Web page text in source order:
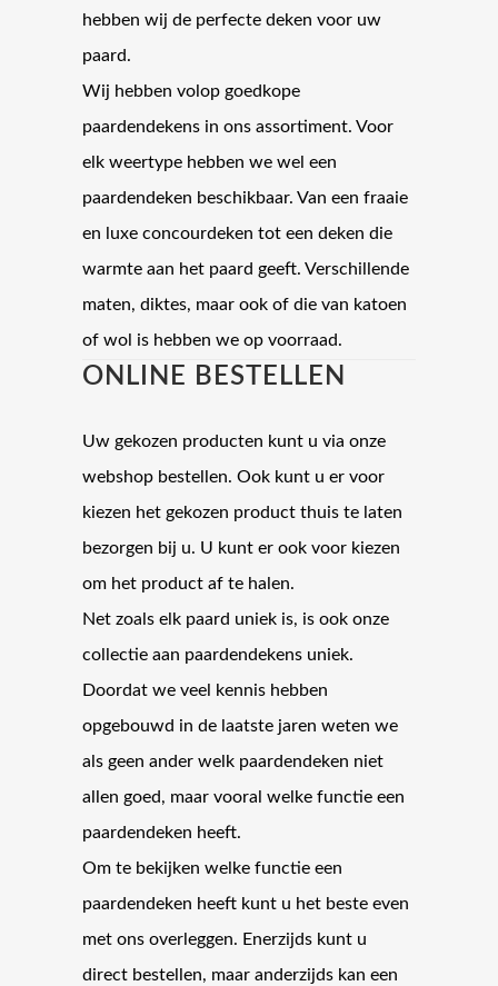
hebben wij de perfecte deken voor uw
paard.
Wij hebben volop goedkope
paardendekens in ons assortiment. Voor
elk weertype hebben we wel een
paardendeken beschikbaar. Van een fraaie
en luxe concourdeken tot een deken die
warmte aan het paard geeft. Verschillende
maten, diktes, maar ook of die van katoen
of wol is hebben we op voorraad.
ONLINE BESTELLEN
Uw gekozen producten kunt u via onze
webshop bestellen. Ook kunt u er voor
kiezen het gekozen product thuis te laten
bezorgen bij u. U kunt er ook voor kiezen
om het product af te halen.
Net zoals elk paard uniek is, is ook onze
collectie aan paardendekens uniek.
Doordat we veel kennis hebben
opgebouwd in de laatste jaren weten we
als geen ander welk paardendeken niet
allen goed, maar vooral welke functie een
paardendeken heeft.
Om te bekijken welke functie een
paardendeken heeft kunt u het beste even
met ons overleggen. Enerzijds kunt u
direct bestellen, maar anderzijds kan een